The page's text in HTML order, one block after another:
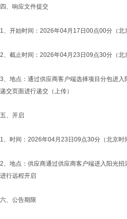
四、响应文件提交
1、开始时间：2026年04月17日00点00分（北
2、截止时间：2026年04月23日09点30分（北
3、地点：通过供应商客户端选择项目分包进
递交页面进行递交（上传）
五、开启
1、时间：2026年04月23日09点30分（北京时
2、地点：供应商通过供应商客户端进入阳光
进行远程开启
六、公告期限